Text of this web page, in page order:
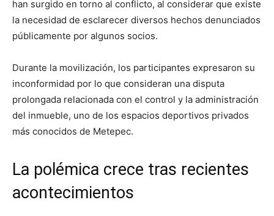
han surgido en torno al conflicto, al considerar que existe
la necesidad de esclarecer diversos hechos denunciados
públicamente por algunos socios.
Durante la movilización, los participantes expresaron su
inconformidad por lo que consideran una disputa
prolongada relacionada con el control y la administración
del inmueble, uno de los espacios deportivos privados
más conocidos de Metepec.
La polémica crece tras recientes
acontecimientos